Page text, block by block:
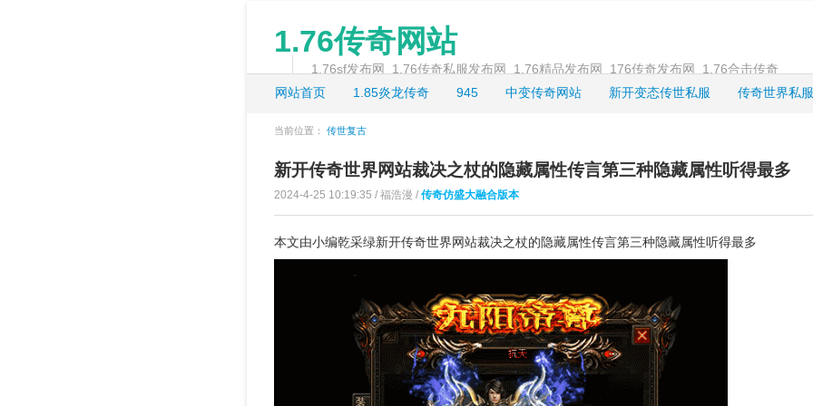
1.76传奇网站
1.76sf发布网_1.76传奇私服发布网_1.76精品发布网_176传奇发布网_1.76合击传奇
网站首页
1.85炎龙传奇 945 中变传奇网站 新开变态传世私服 传奇世界私
当前位置： 传世复古
新开传奇世界网站裁决之杖的隐藏属性传言第三种隐藏属性听得最多
2024-4-25 10:19:35 / 福浩漫 / 传奇仿盛大融合版本
本文由小编乾采绿新开传奇世界网站裁决之杖的隐藏属性传言第三种隐藏属性听得最多